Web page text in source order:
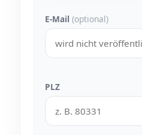
E-Mail (optional)
PLZ